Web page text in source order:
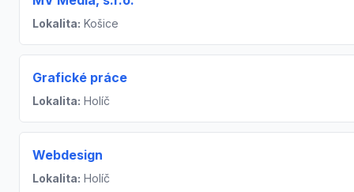
Lokalita: Košice
Grafické práce
Lokalita: Holíč
Webdesign
Lokalita: Holíč